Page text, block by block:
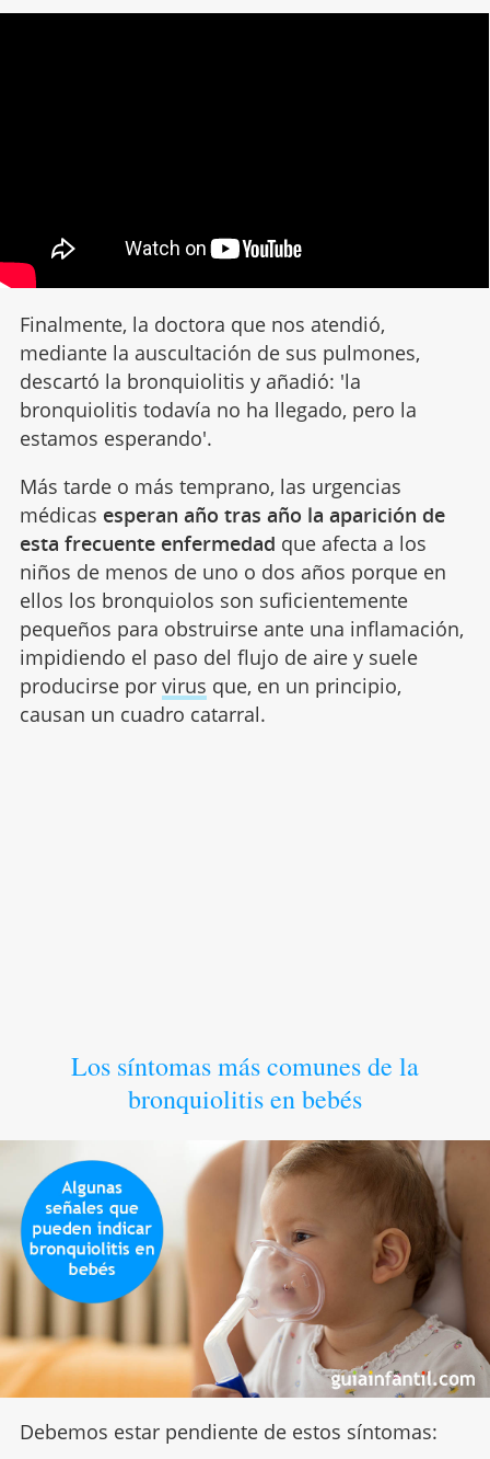
Finalmente, la doctora que nos atendió,
mediante la auscultación de sus pulmones,
descartó la bronquiolitis y añadió: 'la
bronquiolitis todavía no ha llegado, pero la
estamos esperando'.
Más tarde o más temprano, las urgencias
médicas esperan año tras año la aparición de
esta frecuente enfermedad que afecta a los
niños de menos de uno o dos años porque en
ellos los bronquiolos son suficientemente
pequeños para obstruirse ante una inflamación,
impidiendo el paso del flujo de aire y suele
producirse por virus que, en un principio,
causan un cuadro catarral.
Los síntomas más comunes de la
bronquiolitis en bebés
Debemos estar pendiente de estos síntomas: